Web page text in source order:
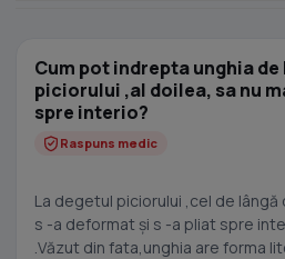
Cum pot indrepta unghia
piciorului ,al doilea, sa nu
spre interio?
Raspuns medic
La degetul piciorului ,cel de
s -a deformat și s -a pliat spre
.Văzut din fata,unghia are forma